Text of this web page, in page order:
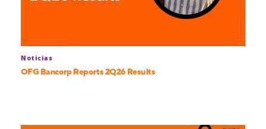
Noticias
OFG Bancorp Reports 2Q26 Results